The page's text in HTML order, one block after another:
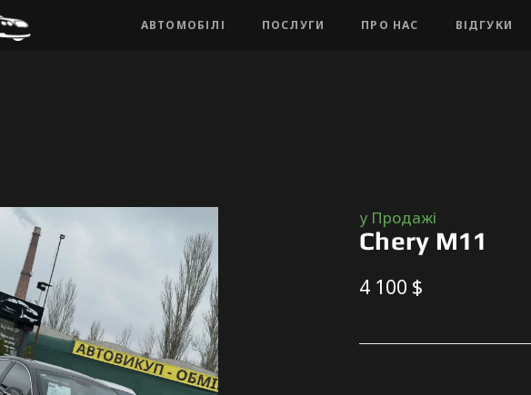
АВТОМОБІЛІ ПОСЛУГИ ПРО НАС ВІДГУКИ
у Продажі
Chery M11
4 100 $